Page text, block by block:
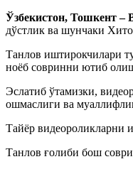
Ўзбекистон, Тошкент –
дўстлик ва шунчаки
Танлов иштирокчилари
ноёб совринни ютиб
Эслатиб ўтамизки,
ошмаслиги ва
Тайёр видеороликларни
Танлов ғолиби бош